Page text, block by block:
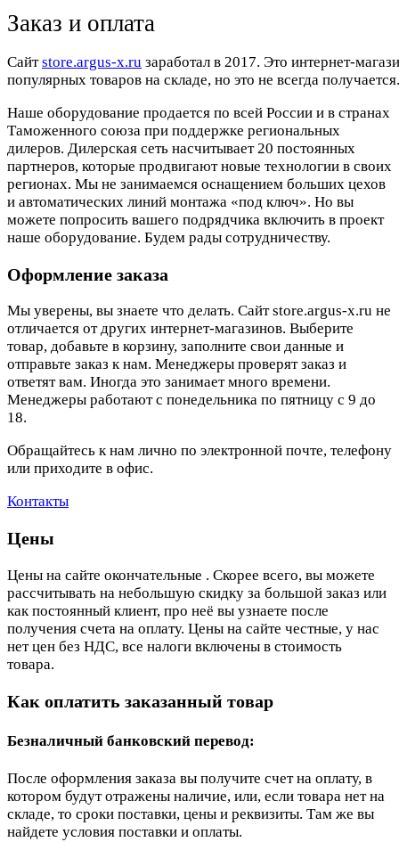
Заказ и оплата
Cайтstore.argus-x.ru заработал в 2017. Это интернет-
популярных товаров на складе, но это не всегда
Наше оборудование продается по всей России и в странах
Таможенного союза при поддержке региональных
дилеров. Дилерская сеть насчитывает 20 постоянных
партнеров, которые продвигают новые технологии в своих
регионах. Мы не занимаемся оснащением больших цехов
и автоматических линий монтажа «под ключ». Но вы
можете попросить вашего подрядчика включить в проект
наше оборудование. Будем рады сотрудничеству.
Оформление заказа
Мы уверены, вы знаете что делать. Сайт store.argus-x.ru не
отличается от других интернет-магазинов. Выберите
товар, добавьте в корзину, заполните свои данные и
отправьте заказ к нам. Менеджеры проверят заказ и
ответят вам. Иногда это занимает много времени.
Менеджеры работают с понедельника по пятницу с 9 до
18.
Обращайтесь к нам лично по электронной почте, телефону
или приходите в офис.
Контакты
Цены
Цены на сайте окончательные . Скорее всего, вы можете
рассчитывать на небольшую скидку за большой заказ или
как постоянный клиент, про неё вы узнаете после
получения счета на оплату. Цены на сайте честные, у нас
нет цен без НДС, все налоги включены в стоимость
товара.
Как оплатить заказанный товар
Безналичный банковский перевод:
После оформления заказа вы получите счет на оплату, в
котором будут отражены наличие, или, если товара нет на
складе, то сроки поставки, цены и реквизиты. Там же вы
найдете условия поставки и оплаты.